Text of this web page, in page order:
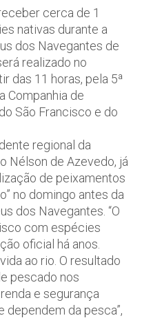
cerca de 1
nativas durante a
dos Navegantes de
realizado no
das 11 horas, pela 5ª
Companhia de
São Francisco e do
regional da
Nélson de Azevedo, já
de peixamentos
no domingo antes da
dos Navegantes. “O
com espécies
oficial há anos.
ao rio. O resultado
pescado nos
e segurança
dependem da pesca”,